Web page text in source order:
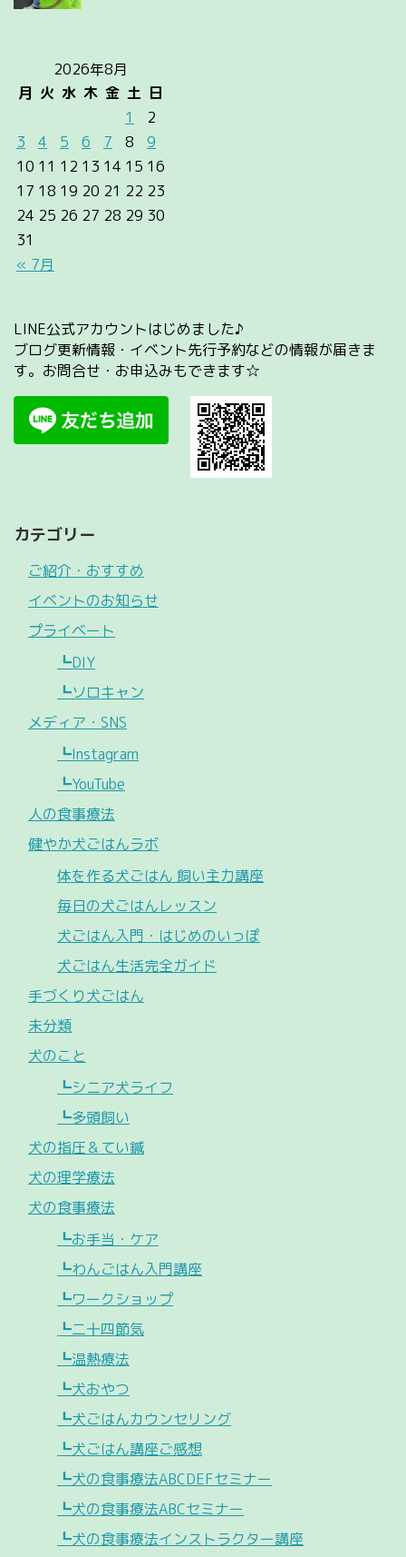
2026年8月
月 火 水 木 金 土 日
« 7月
1
2
3
4 5 6 7 8
9
10 11 12 13 14 15 16
17 18 19 20 21 22 23
24 25 26 27 28 29 30
31
LINE公式アカウントはじめました♪
ブログ更新情報・イベント先行予約などの情報が届きま
す。お問合せ・お申込みもできます☆
カテゴリー
ご紹介・おすすめ
イベントのお知らせ
プライベート
┗DIY
┗ソロキャン
メディア・SNS
┗Instagram
┗YouTube
人の食事療法
健やか犬ごはんラボ
体を作る犬ごはん 飼い主力講座
毎日の犬ごはんレッスン
犬ごはん入門・はじめのいっぽ
犬ごはん生活完全ガイド
手づくり犬ごはん
未分類
犬のこと
┗シニア犬ライフ
┗多頭飼い
犬の指圧＆てい鍼
犬の理学療法
犬の食事療法
┗お手当・ケア
┗わんごはん入門講座
┗ワークショップ
┗二十四節気
┗温熱療法
┗犬おやつ
┗犬ごはんカウンセリング
┗犬ごはん講座ご感想
┗犬の食事療法ABCDEFセミナー
┗犬の食事療法ABCセミナー
┗犬の食事療法インストラクター講座